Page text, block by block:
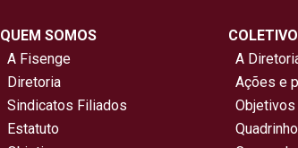
QUEM SOMOS
A Fisenge
Diretoria
Sindicatos Filiados
Estatuto
A
Ações e
Objetivos